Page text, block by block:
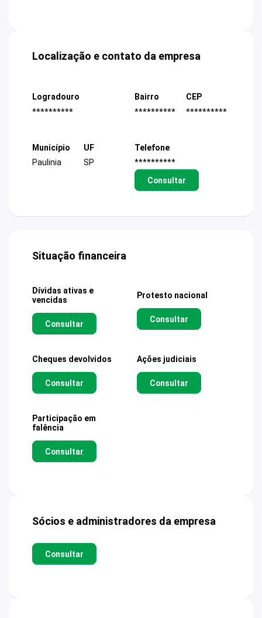
Localização e contato da empresa
Logradouro
**********
Bairro
**********
CEP
**********
Município
Paulinia
UF
SP
Telefone
**********
Consultar
Situação financeira
Dívidas ativas e
vencidas
Consultar
Protesto nacional
Consultar
Cheques devolvidos
Consultar
Ações judiciais
Consultar
Participação em
falência
Consultar
Sócios e administradores da empresa
Consultar